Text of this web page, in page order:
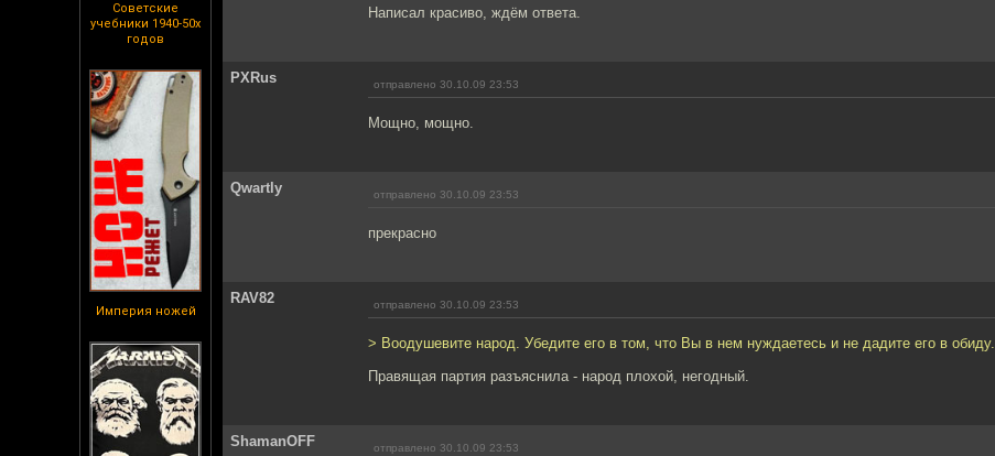
Советские
учебники 1940-50х
годов
Империя ножей
Написал красиво, ждём ответа.
PXRus отправлено 30.10.09 23:53
Мощно, мощно.
Qwartly отправлено 30.10.09 23:53
прекрасно
RAV82 отправлено 30.10.09 23:53
> Воодушевите народ. Убедите его в том, что Вы в нем нуждаетесь и не дадите его в обиду.
Правящая партия разъяснила - народ плохой, негодный.
ShamanOFF отправлено 30.10.09 23:53